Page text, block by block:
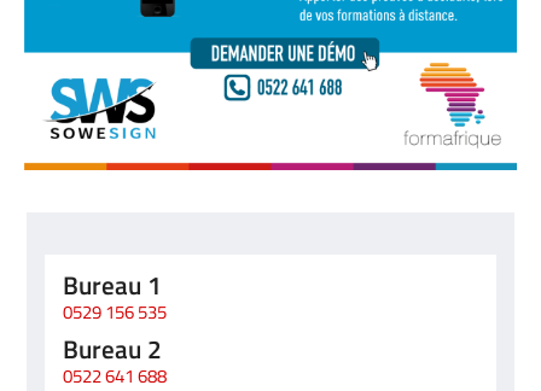
Bureau 1
0529 156 535
Bureau 2
0522 641 688